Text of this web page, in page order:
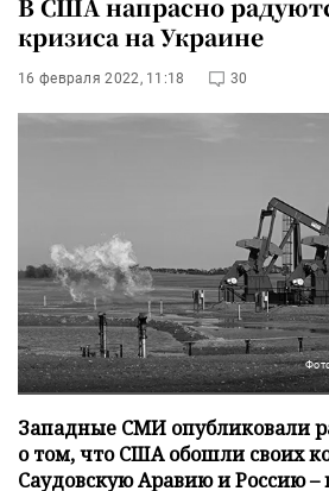
В США напрасно
кризиса на Украине
16 февраля 2022, 11:18 30
Западные СМИ опубликовали
о том, что США обошли своих
Саудовскую Аравию и Россию